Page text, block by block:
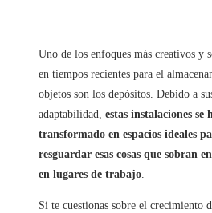
Uno de los enfoques más creativos y
en tiempos recientes para el
objetos son los depósitos. Debido a
adaptabilidad, estas instalaciones se
transformado en espacios ideales
resguardar esas cosas que sobran
en lugares de trabajo.
Si te cuestionas sobre el crecimiento